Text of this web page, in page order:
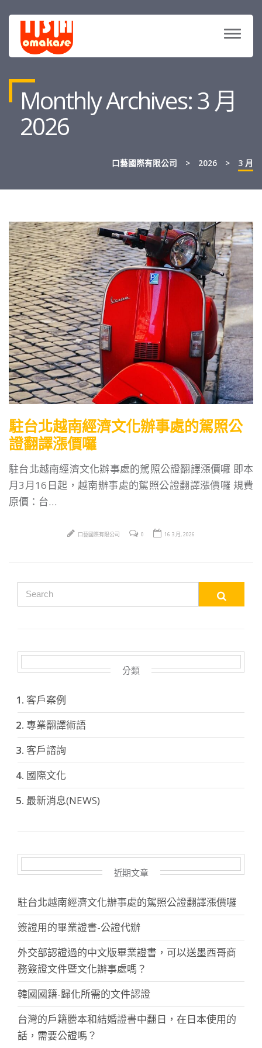
Monthly Archives: 3 月
2026
口藝國際有限公司 > 2026 > 3 月
駐台北越南經濟文化辦事處的駕照公
證翻譯漲價囉
駐台北越南經濟文化辦事處的駕照公證翻譯漲價囉 即本
月3月16日起，越南辦事處的駕照公證翻譯漲價囉 規費
原價：台…
口藝國際有限公司 0 16 3 月, 2026
分類
客戶案例
專業翻譯術語
客戶諮詢
國際文化
最新消息(NEWS)
近期文章
駐台北越南經濟文化辦事處的駕照公證翻譯漲價囉
簽證用的畢業證書-公證代辦
外交部認證過的中文版畢業證書，可以送墨西哥商
務簽證文件暨文化辦事處嗎？
韓國國籍-歸化所需的文件認證
台灣的戶籍謄本和結婚證書中翻日，在日本使用的
話，需要公證嗎？